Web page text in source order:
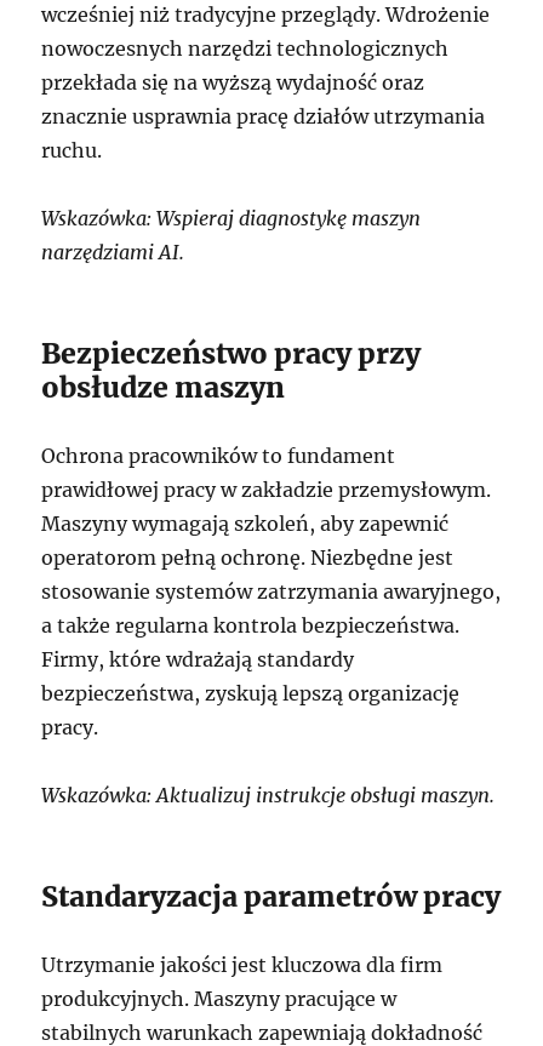
wcześniej niż tradycyjne przeglądy. Wdrożenie
nowoczesnych narzędzi technologicznych
przekłada się na wyższą wydajność oraz
znacznie usprawnia pracę działów utrzymania
ruchu.
Wskazówka: Wspieraj diagnostykę maszyn
narzędziami AI.
Bezpieczeństwo pracy przy
obsłudze maszyn
Ochrona pracowników to fundament
prawidłowej pracy w zakładzie przemysłowym.
Maszyny wymagają szkoleń, aby zapewnić
operatorom pełną ochronę. Niezbędne jest
stosowanie systemów zatrzymania awaryjnego,
a także regularna kontrola bezpieczeństwa.
Firmy, które wdrażają standardy
bezpieczeństwa, zyskują lepszą organizację
pracy.
Wskazówka: Aktualizuj instrukcje obsługi maszyn.
Standaryzacja parametrów pracy
Utrzymanie jakości jest kluczowa dla firm
produkcyjnych. Maszyny pracujące w
stabilnych warunkach zapewniają dokładność